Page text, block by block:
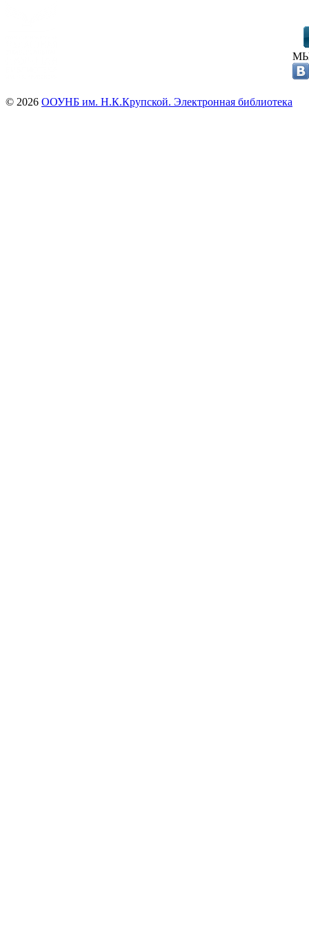
© 2026 ООУНБ им. Н.К.Крупской. Электронная библиотека